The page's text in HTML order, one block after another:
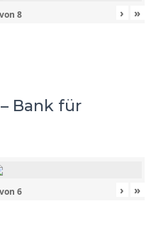
von 8 › »
Bank für
von 6 › »